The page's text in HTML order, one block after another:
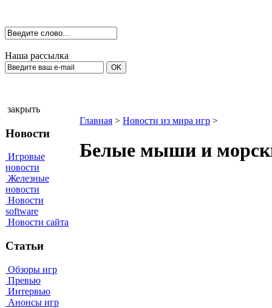
Наша рассылка
закрыть
Новости
Игровые
новости
Железные
новости
Новости
software
Новости сайта
Статьи
Обзоры игр
Превью
Интервью
Анонсы игр
Главная > Новости из мира игр >
Белые мыши и